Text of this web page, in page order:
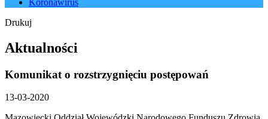
Drukuj
Aktualności
Komunikat o rozstrzygnięciu postępowań
13-03-2020